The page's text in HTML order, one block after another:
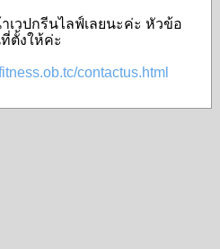
เวปกรีนไลฟ์เลยนะค่ะ หัวข้อ
ตั้งให้ค่ะ
contactus.html